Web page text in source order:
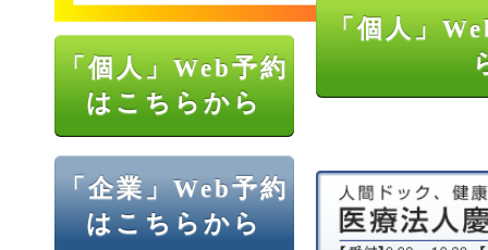
「個人」Web予約
はこちらから
「企業」Web予約
はこちらから
「個人」